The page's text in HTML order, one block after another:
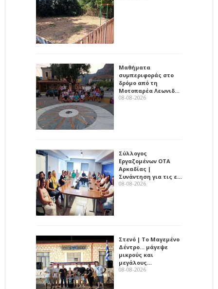
Μαθήματα
συμπεριφοράς στο
δρόμο από τη
Μοτοπαρέα Λεωνιδ…
08-08-2026
Σύλλογος
Εργαζομένων ΟΤΑ
Αρκαδίας |
Συνάντηση για τις ε…
08-08-2026
Στενό | Το Μαγεμένο
Δέντρο… μάγεψε
μικρούς και
μεγάλους…
08-08-2026